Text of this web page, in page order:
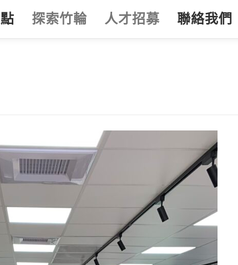
探索竹輪 人才招募 聯絡我們